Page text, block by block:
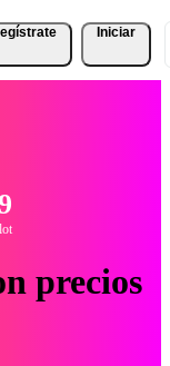
Iniciar
precios